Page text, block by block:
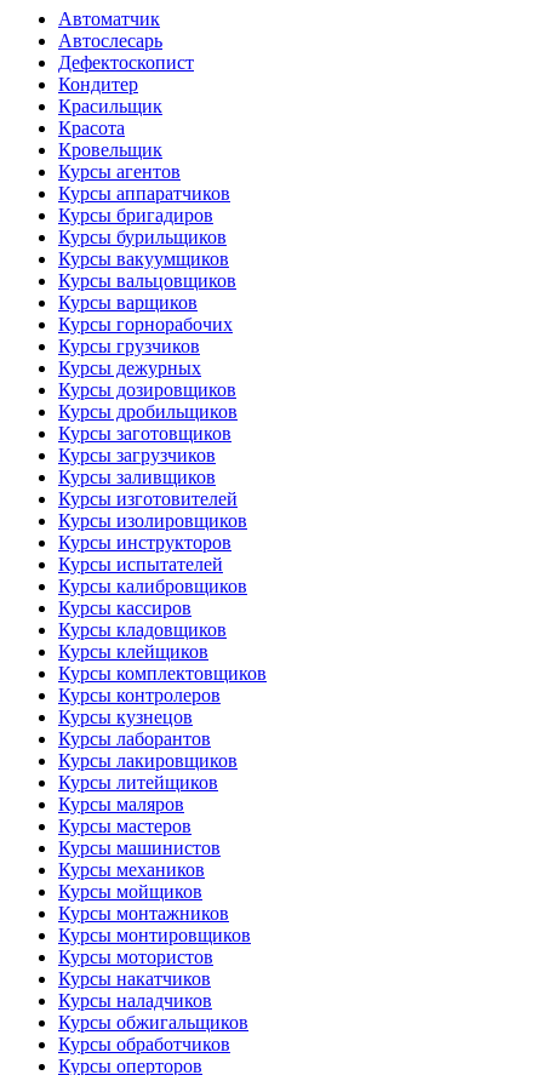
Автоматчик
Автослесарь
Дефектоскопист
Кондитер
Красильщик
Красота
Кровельщик
Курсы агентов
Курсы аппаратчиков
Курсы бригадиров
Курсы бурильщиков
Курсы вакуумщиков
Курсы вальцовщиков
Курсы варщиков
Курсы горнорабочих
Курсы грузчиков
Курсы дежурных
Курсы дозировщиков
Курсы дробильщиков
Курсы заготовщиков
Курсы загрузчиков
Курсы заливщиков
Курсы изготовителей
Курсы изолировщиков
Курсы инструкторов
Курсы испытателей
Курсы калибровщиков
Курсы кассиров
Курсы кладовщиков
Курсы клейщиков
Курсы комплектовщиков
Курсы контролеров
Курсы кузнецов
Курсы лаборантов
Курсы лакировщиков
Курсы литейщиков
Курсы маляров
Курсы мастеров
Курсы машинистов
Курсы механиков
Курсы мойщиков
Курсы монтажников
Курсы монтировщиков
Курсы мотористов
Курсы накатчиков
Курсы наладчиков
Курсы обжигальщиков
Курсы обработчиков
Курсы оперторов